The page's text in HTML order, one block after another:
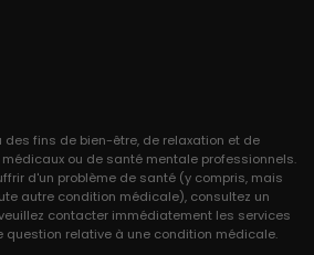
fins de bien-être, de relaxation et de
ou de santé mentale professionnels.
d'un problème de santé (y compris, mais
autre condition médicale), consultez un
contacter immédiatement les services
relative à une condition médicale.